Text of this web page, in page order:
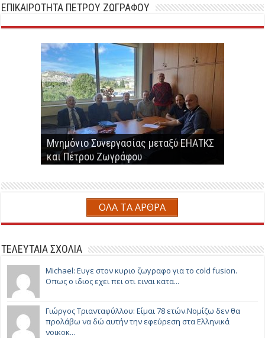
ΕΠΙΚΑΙΡΟΤΗΤΑ ΠΕΤΡΟΥ ΖΩΓΡΑΦΟΥ
Ερευνητές εργαστηρίου του υπουργείου
ενέργειας των ΗΠΑ προτείνουν την
παράκαμψη του 2ου νόμου της
θερμοδυναμικής
Μνημόνιο Συνεργασίας μεταξύ ΕΗΑΤΚΣ
και Πέτρου Ζωγράφου
Επαναστατική Μέθοδος Παραγωγής
Συνθετικού Φυσικού Αερίου
Παραγωγή βιοαερίου-βιομεθανίου από
αναερόβια χώνευση αγροτο-
κτηνοτροφικών αποβλήτων
Ο Πέτρος Ζωγράφος παρουσίασε τον
αντιδραστήρα ψυχρής καύσης
ΟΛΑ ΤΑ ΑΡΘΡΑ
ΤΕΛΕΥΤΑΙΑ ΣΧΟΛΙΑ
Michael: Ευγε στον κυριο ζωγραφο για το cold fusion.
Οπως ο ιδιος εχει πει οτι ειναι κατα...
Γιώργος Τριανταφύλλου: Είμαι 78 ετών.Νομίζω δεν θα
προλάβω να δώ αυτήν την εφεύρεση στα Ελληνικά
νοικοκ...